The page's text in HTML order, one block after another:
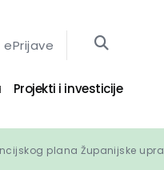
ePrijave
Projekti i investicije
plana Županijske